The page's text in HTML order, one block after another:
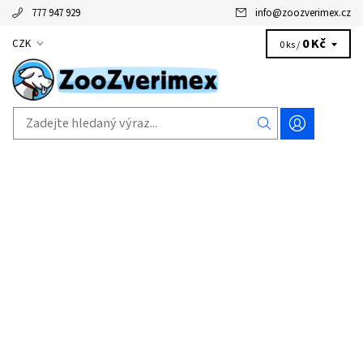
777 947 929 info@zoozverimex.cz
CZK 0 ks / 0 Kč